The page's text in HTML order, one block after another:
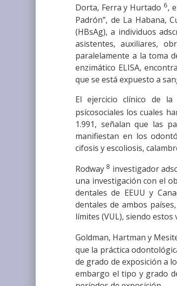
Dorta, Ferra y Hurtado 6,
Padrón”, de La Habana,
(HBsAg), a individuos
asistentes, auxiliares,
paralelamente a la toma
enzimático ELISA,
que se está expuesto a
El ejercicio clínico de
psícosociales los cuales
1.991, señalan que las
manifiestan en los
cifosis y escoliosis,
Rodway 8 investigador
una investigación con el
dentales de EEUU y
dentales de ambos
límites (VUL), siendo
Goldman, Hartman y
que la práctica
de grado de exposición a
embargo el tipo y grado